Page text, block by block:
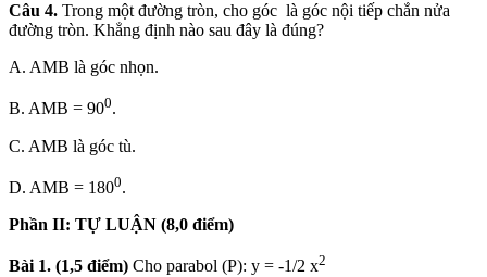
Câu 4. Trong một đường tròn, cho góc là góc nội tiếp chắn nửa
đường tròn. Khẳng định nào sau đây là đúng?
A. AMB là góc nhọn.
B. AMB = 900.
C. AMB là góc tù.
D. AMB = 1800.
Phần II: TỰ LUẬN (8,0 điểm)
Bài 1. (1,5 điểm) Cho parabol (P): y = -1/2 x2